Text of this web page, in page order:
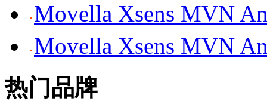
Movella Xsens MVN
Movella Xsens MVN
热门品牌